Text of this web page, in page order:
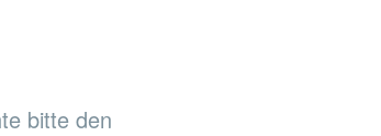
bitte den